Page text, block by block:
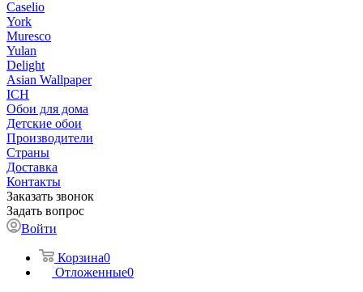
Caselio
York
Muresco
Yulan
Delight
Asian Wallpaper
ICH
Обои для дома
Детские обои
Производители
Страны
Доставка
Контакты
Заказать звонок
Задать вопрос
Войти
Корзина0
Отложенные0